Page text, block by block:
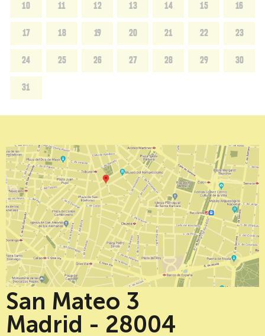
10 11 12 13 14 15 16
17 18 19 20 21 22 23
24 25 26 27 28 29 30
31
San Mateo 3
Madrid - 28004